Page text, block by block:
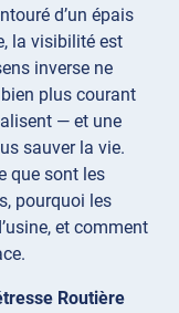
d’un épais
la visibilité est
inverse ne
plus courant
— et une
sauver la vie.
que sont les
pourquoi les
et comment
Routière